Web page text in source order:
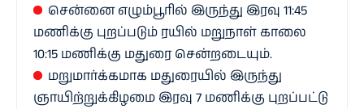
சென்னை எழும்பூரில் இருந்து இரவு 11:45
மணிக்கு புறப்படும் ரயில் மறுநாள் காலை
10:15 மணிக்கு மதுரை சென்றடையும்.
மறுமார்க்கமாக மதுரையில் இருந்து
ஞாயிற்றுக்கிழமை இரவு 7 மணிக்கு புறப்பட்டு